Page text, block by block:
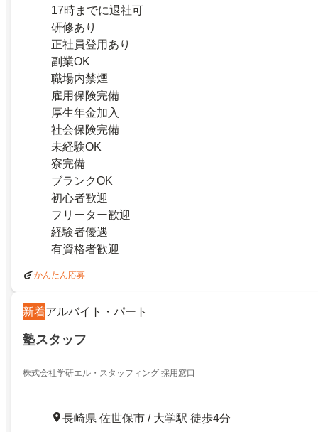
17時までに退社可
研修あり
正社員登用あり
副業OK
職場内禁煙
雇用保険完備
厚生年金加入
社会保険完備
未経験OK
寮完備
ブランクOK
初心者歓迎
フリーター歓迎
経験者優遇
有資格者歓迎
かんたん応募
新着アルバイト・パート
塾スタッフ
株式会社学研エル・スタッフィング 採用窓口
長崎県 佐世保市 / 大学駅 徒歩4分